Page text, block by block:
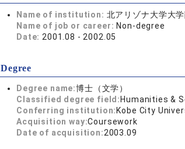
Name of institution: 北アリゾナ大学大
Name of job or career: Non-degree
Date: 2001.08 - 2002.05
Degree
Degree name:博士（文学）
Classified degree field: Humanities &
Conferring institution: Kobe City
Acquisition way:Coursework
Date of acquisition:2003.09